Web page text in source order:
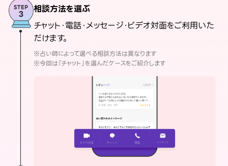
相談方法を選ぶ
チャット・電話・メッセージ・ビデオ対面をご利用いた
だけます。
※占い師によって選べる相談方法は異なります
※今回は「チャット」を選んだケースをご紹介します